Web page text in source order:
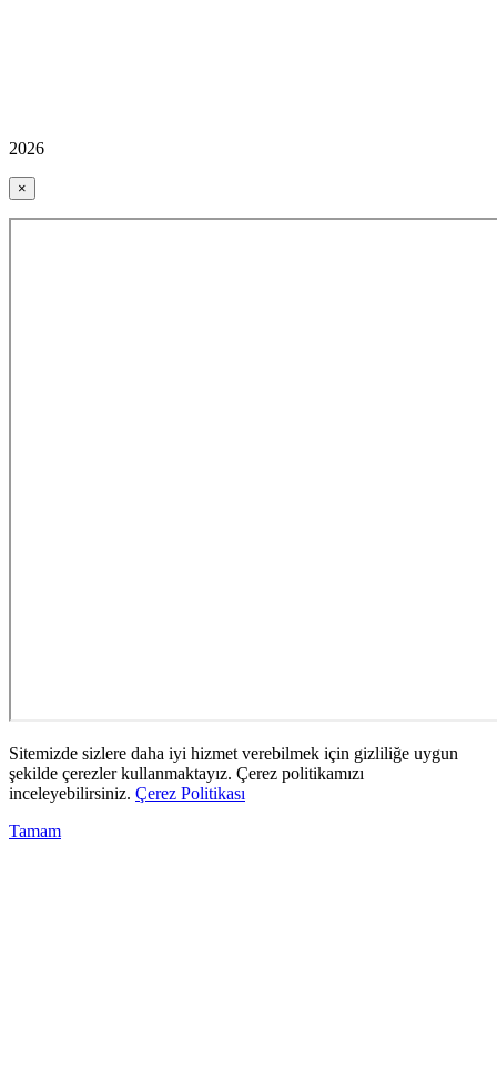
2026
×
Sitemizde sizlere daha iyi hizmet verebilmek için gizliliğe uygun
şekilde çerezler kullanmaktayız. Çerez politikamızı
inceleyebilirsiniz. Çerez Politikası
Tamam